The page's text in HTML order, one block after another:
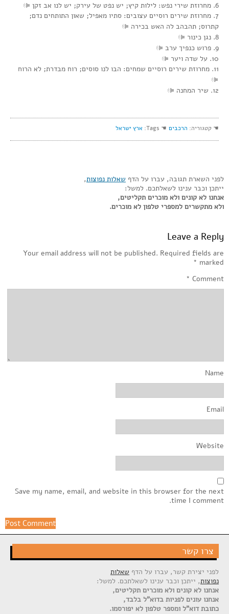
6. מחרוזת שירי נפש: לילות קיץ; יש נפט של עירק; יש לנו אב זקן
7. מחרוזת שירים רוסיים עצובים: סתיו מאפיל; שאון התותחים נדם;
קתרוס; תהבהב לה האש בכירה
8. נגן כינור
9. פרוש כנפיך ערב
10. על שדה ויער
11. מחרוזת שירים רוסיים שמחים: הבו לנו סוסים; רוח מבדרת; לא הרוח
12. שיר המחנה
☚ קטגוריה: הרכבים ☚ Tags: ארץ ישראל
לפני השארת תגובה, עברו על הדף שאלות נפוצות,
ייתכן וכבר ענינו לשאלתכם. למשל:
אנחנו לא קונים ולא מוכרים תקליטים,
ולא מתקשרים למספרי טלפון לא מוכרים.
Leave a Reply
Your email address will not be published. Required fields are
marked
*
Comment
*
Name
Email
Website
Save my name, email, and website in this browser for the next
time I comment.
צרו קשר
לפני יצירת קשר, עברו על הדף שאלות
נפוצות, ייתכן וכבר ענינו לשאלתכם. למשל:
אנחנו לא קונים ולא מוכרים תקליטים,
אנחנו עונים לפניות בדוא"ל בלבד,
כתובת דוא"ל ומספר טלפון לא יפורסמו.